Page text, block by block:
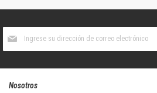
boletín
Nosotros